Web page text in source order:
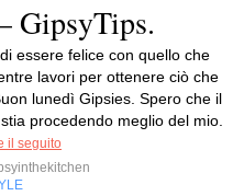
GipsyTips.
essere felice con quello che
lavori per ottenere ciò che
lunedì Gipsies. Spero che il
procedendo meglio del mio.
il seguito